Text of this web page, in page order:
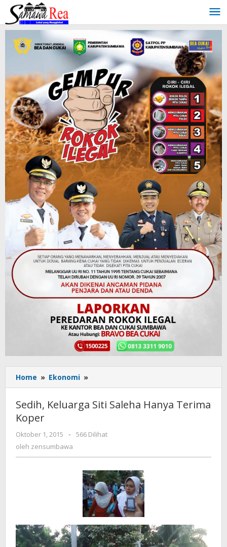
Lewati
konten
Home » Ekonomi »
Keluarga
Saleha
Terima
Sedih, Keluarga Siti Saleha Hanya Terima
Koper
Oktober 1, 2015
oleh
zensumbawa
-
566 Dilihat
oleh zensumbawa